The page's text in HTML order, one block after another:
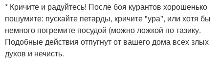
* Кричите и радуйтесь! После боя курантов хорошенько
пошумите: пускайте петарды, кричите "ура", или хотя бы
немного погремите посудой (можно ложкой по тазику.
Подобные действия отпугнут от вашего дома всех злых
духов и нечисть.